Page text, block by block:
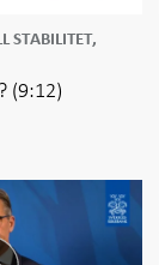
STABILITET,
(9:12)